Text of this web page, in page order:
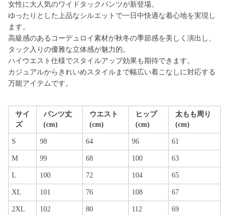
女性に大人気のワイドタックパンツが新登場。
ゆったりとした上品なシルエットで一日中快適な着心地を実現し
ます。
高級感のあるコーデュロイ素材が秋冬の季節感を美しく演出し、
タック入りの優雅な立体感が魅力的。
ハイウエスト仕様でスタイルアップ効果も期待できます。
カジュアルからきれいめスタイルまで幅広い着こなしに対応する
万能アイテムです。
サイ
ズ
パンツ丈
(cm)
ウエスト
(cm)
ヒップ
(cm)
太もも周り
(cm)
S 98 64 96 61
M 99 68 100 63
L 100 72 104 65
XL 101 76 108 67
2XL 102 80 112 69